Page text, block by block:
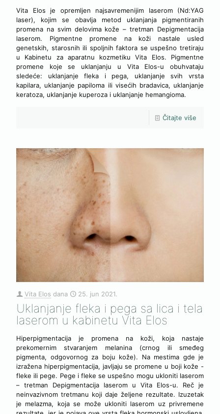
Vita Elos je opremljen najsavremenijim laserom (Nd:YAG
laser), kojim se obavlja metod uklanjanja pigmentiranih
promena na svim delovima kože – tretman Depigmentacija
laserom. Pigmentne promene na koži nastale usled
genetskih, starosnih ili spoljnih faktora se uspešno tretiraju
u Kabinetu za aparatnu kozmetiku Vita Elos. Pigmentne
promene koje se uklanjanju u Vita Elos-u obuhvataju
sledeće: uklanjanje fleka i pega, uklanjanje svih vrsta
kapilara, uklanjanje papiloma ili visećih bradavica, uklanjanje
keratoza, uklanjanje kuperoza i uklanjanje hemangioma.
Čitajte više
Vita Elos dana 25. jun 2021.
Uklanjanje fleka i pega sa lica i tela
laserom u kabinetu Vita Elos
Hiperpigmentacija je promena na koži, koja nastaje
prekomernim stvaranjem melanina (crnog ili smeđeg
pigmenta, odgovornog za boju kože). Na mestima gde je
izražena hiperpigmentacija, javljaju se promene u boji kože -
fleke ili pege. Pege i fleke se uspešno mogu ukloniti laserom
– tretman Depigmentacija laserom u Vita Elos-u. Reč je
neinvazivnom tretmanu koji daje željene rezultate. Izuzetak
je melazma, koja se može ukloniti laserom uz privremene